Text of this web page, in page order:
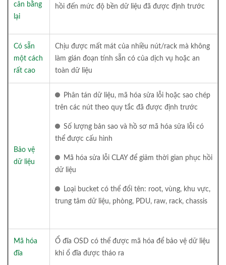
cân bằng
lại
hồi đến mức độ bền dữ liệu đã được định trước
Có sẵn
một cách
rất cao
Chịu được mất mát của nhiều nút/rack mà không
làm gián đoạn tính sẵn có của dịch vụ hoặc an
toàn dữ liệu
Bảo vệ
dữ liệu
Phân tán dữ liệu, mã hóa sửa lỗi hoặc sao chép
trên các nút theo quy tắc đã được định trước
Số lượng bản sao và hồ sơ mã hóa sửa lỗi có
thể được cấu hình
Mã hóa sửa lỗi CLAY để giảm thời gian phục hồi
dữ liệu
Loại bucket có thể đổi tên: root, vùng, khu vực,
trung tâm dữ liệu, phòng, PDU, raw, rack, chassis
Mã hóa
đĩa
Ổ đĩa OSD có thể được mã hóa để bảo vệ dữ liệu
khi ổ đĩa được tháo ra